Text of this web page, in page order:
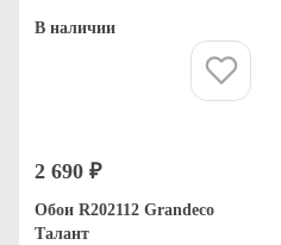
В наличии
2 690 ₽
Обои R202112 Grandeco
Талант